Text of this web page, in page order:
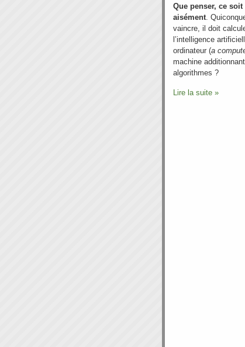
Que penser, ce
aisément.
vaincre, il doit
l’intelligence
ordinateur (a
machine
algorithmes ?
Lire la suite »